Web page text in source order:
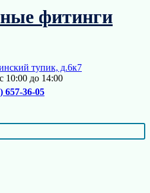
фитинги
тупик, д.6к7
до 14:00
657-36-05